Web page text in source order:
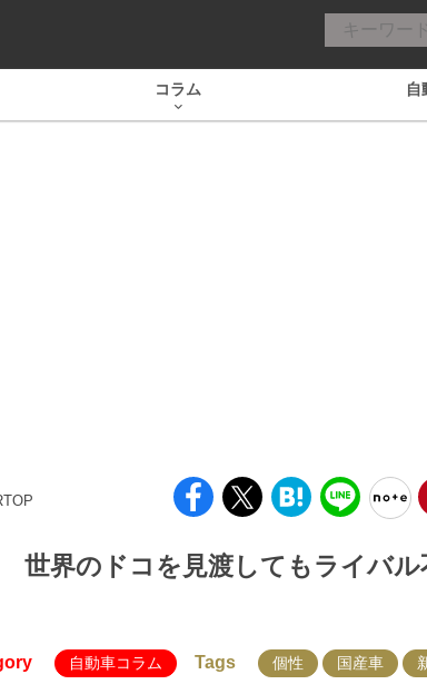
コラム 自
世界のドコを見渡してもライバル
自動車コラム Tags 個性 国産車